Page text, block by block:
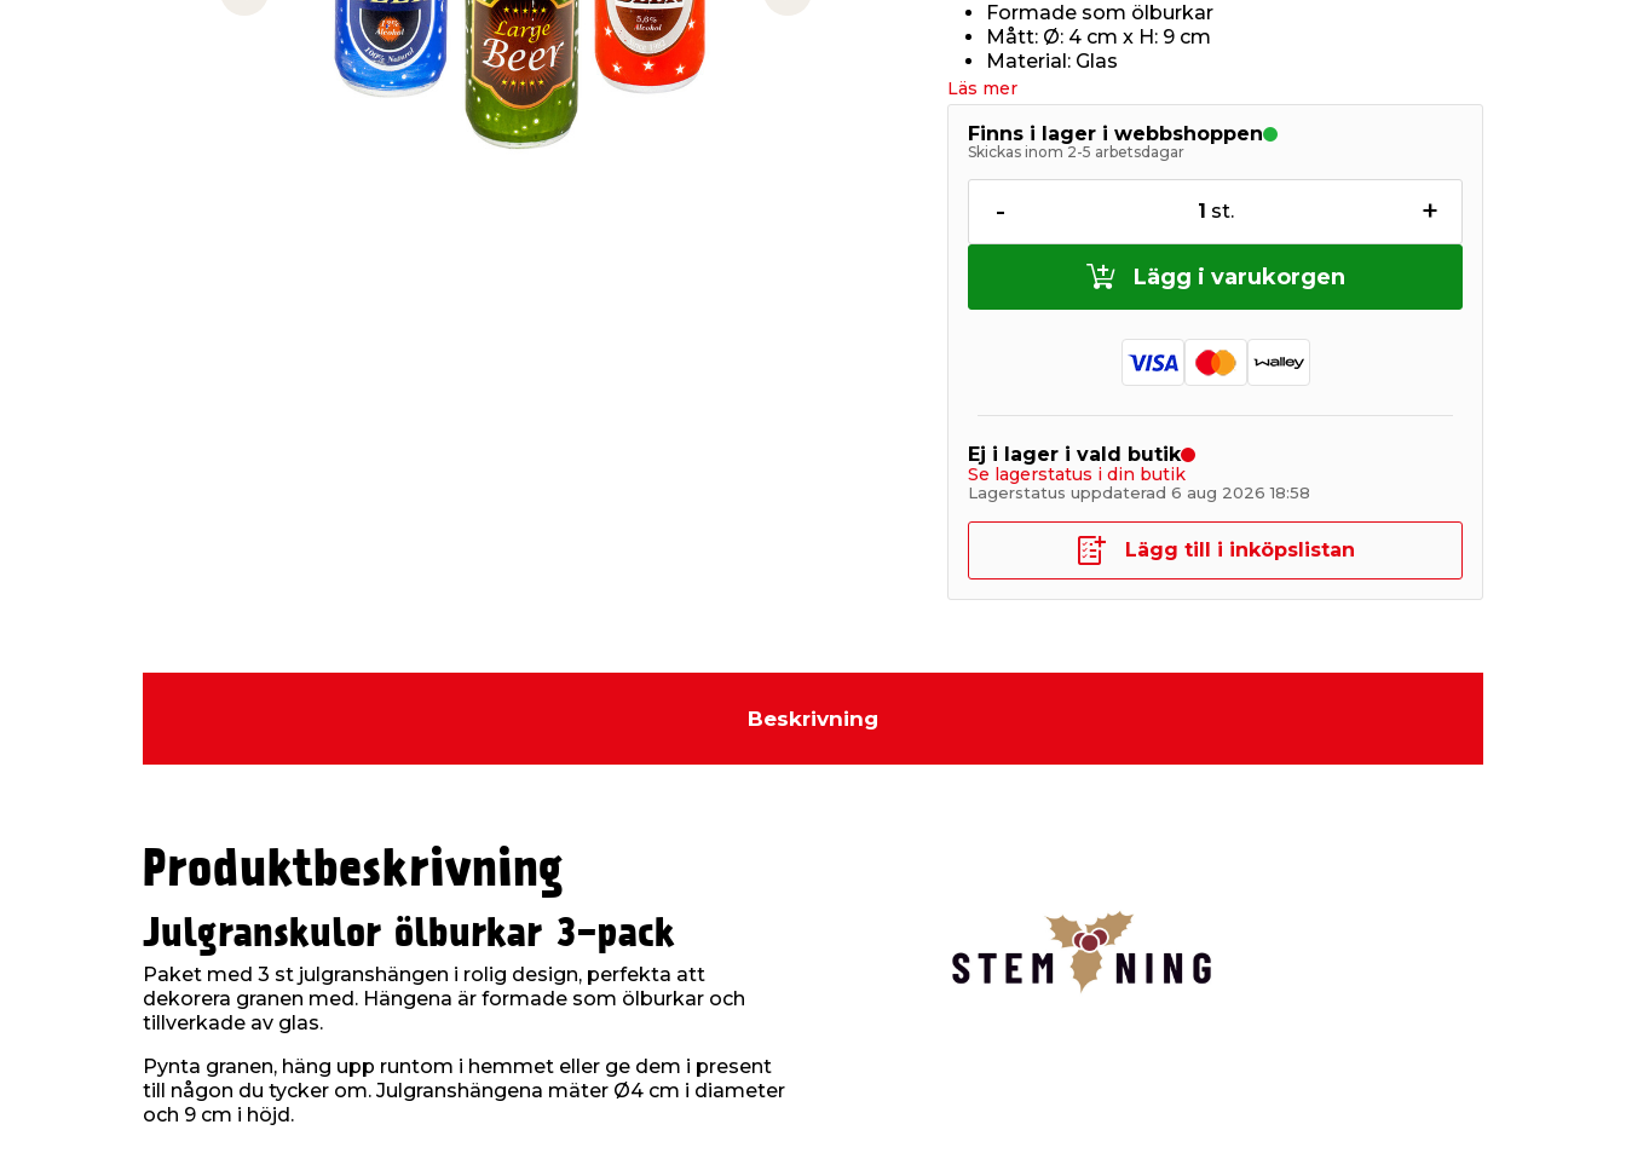
Previous slide Next slide
Formade som ölburkar
Mått: Ø: 4 cm x H: 9 cm
Material: Glas
Läs mer
Finns i lager i webbshoppen
Skickas inom 2-5 arbetsdagar
- 1 st. +
Lägg i varukorgen
Ej i lager i vald butik
Se lagerstatus i din butik
Lagerstatus uppdaterad 6 aug 2026 18:58
Lägg till i inköpslistan
Beskrivning
Produktbeskrivning
Julgranskulor ölburkar 3-pack
Paket med 3 st julgranshängen i rolig design, perfekta att
dekorera granen med. Hängena är formade som ölburkar och
tillverkade av glas.
Pynta granen, häng upp runtom i hemmet eller ge dem i present
till någon du tycker om. Julgranshängena mäter Ø4 cm i diameter
och 9 cm i höjd.